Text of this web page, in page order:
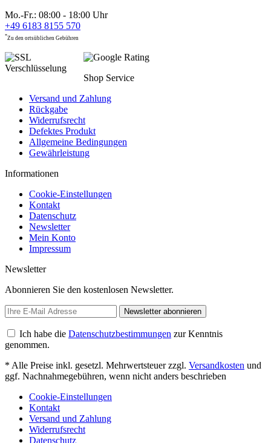
Mo.-Fr.: 08:00 - 18:00 Uhr
+49 6183 8155 570
*Zu den ortsüblichen Gebühren
Shop Service
Versand und Zahlung
Rückgabe
Widerrufsrecht
Defektes Produkt
Allgemeine Bedingungen
Gewährleistung
Informationen
Cookie-Einstellungen
Kontakt
Datenschutz
Newsletter
Mein Konto
Impressum
Newsletter
Abonnieren Sie den kostenlosen Newsletter.
Newsletter abonnieren
Ich habe die Datenschutzbestimmungen zur Kenntnis
genommen.
* Alle Preise inkl. gesetzl. Mehrwertsteuer zzgl. Versandkosten und
ggf. Nachnahmegebühren, wenn nicht anders beschrieben
Cookie-Einstellungen
Kontakt
Versand und Zahlung
Widerrufsrecht
Datenschutz